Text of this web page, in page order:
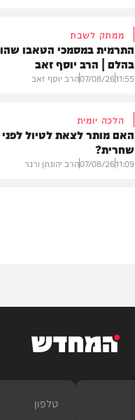
ממתק לשבת
התרמית במסמכי הטאבו
בהלם | הרב יוסף זאב
11:55
07/08/26הרב יוסף זאב
הלכה יומית
האם מותר לצאת לטיול
שחרית?
11:09
07/08/26הרב יהונתן ורנר
המחדש